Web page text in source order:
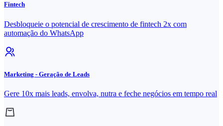
Fintech
Desbloqueie o potencial de crescimento de fintech 2x com
automação do WhatsApp
Marketing - Geração de Leads
Gere 10x mais leads, envolva, nutra e feche negócios em tempo real